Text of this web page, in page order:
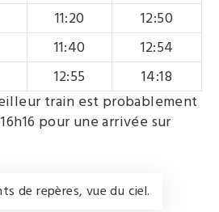
11:20
12:50
11:40
12:54
12:55
14:18
train est probablement
pour une arrivée sur
de repères, vue du ciel.